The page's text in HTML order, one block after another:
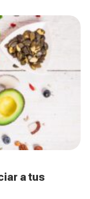
a tus